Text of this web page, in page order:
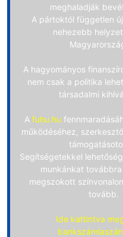
meghaladják
A pártoktól független
nehezebb
A hagyományos
nem csak a politika
társadalmi
A fuhu.hu
működéséhez,
Segítségetekkel
munkánkat
megszokott
tovább.
Ide kattintva